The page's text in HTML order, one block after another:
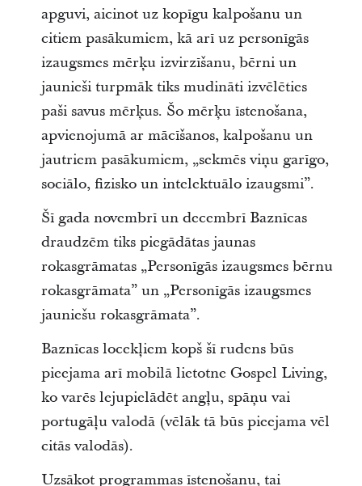
apguvi, aicinot uz kopīgu kalpošanu un
citiem pasākumiem, kā arī uz personīgās
izaugsmes mērķu izvirzīšanu, bērni un
jaunieši turpmāk tiks mudināti izvēlēties
paši savus mērķus. Šo mērķu īstenošana,
apvienojumā ar mācīšanos, kalpošanu un
jautriem pasākumiem, „sekmēs viņu garīgo,
sociālo, fizisko un intelektuālo izaugsmi”.
Šī gada novembrī un decembrī Baznīcas
draudzēm tiks piegādātas jaunas
rokasgrāmatas „Personīgās izaugsmes bērnu
rokasgrāmata” un „Personīgās izaugsmes
jauniešu rokasgrāmata”.
Baznīcas locekļiem kopš šī rudens būs
pieejama arī mobilā lietotne Gospel Living,
ko varēs lejupielādēt angļu, spāņu vai
portugāļu valodā (vēlāk tā būs pieejama vēl
citās valodās).
Uzsākot programmas īstenošanu, tai